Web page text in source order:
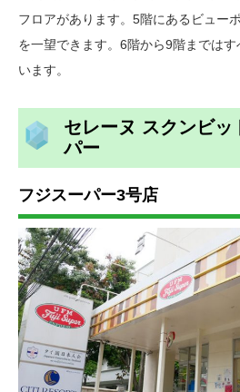
フロアがあります。5階にあるビュー
を一望できます。6階から9階までは
います。
セレーヌ スクンビッ
パー
フジスーパー3号店